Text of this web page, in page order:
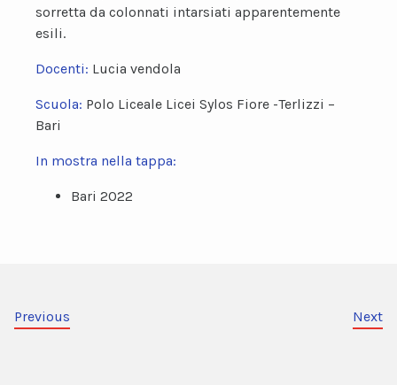
sorretta da colonnati intarsiati apparentemente
esili.
Docenti: Lucia vendola
Scuola: Polo Liceale Licei Sylos Fiore -Terlizzi –
Bari
In mostra nella tappa:
Bari 2022
Previous Next